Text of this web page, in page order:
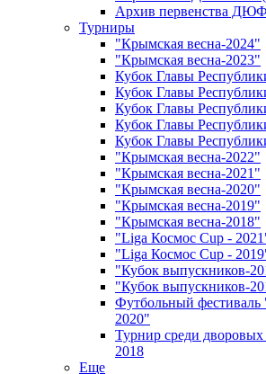
Архив первенства
Турниры
"Крымская весна-2024"
"Крымская весна-2023"
Кубок Главы
Кубок Главы
Кубок Главы
Кубок Главы
Кубок Главы
"Крымская весна-2022"
"Крымская весна-2021"
"Крымская весна-2020"
"Крымская весна-2019"
"Крымская весна-2018"
"Liga Космос Cup -
"Liga Космос Cup -
"Кубок выпускников-
"Кубок выпускников-
Футбольный
2020"
Турнир среди
2018
Еще